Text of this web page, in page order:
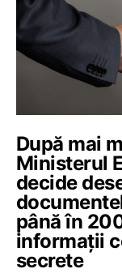
După mai
Ministerul
decide
până în
informații
secrete